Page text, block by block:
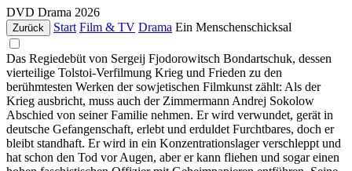
DVD Drama 2026
Zurück Start Film & TV Drama Ein Menschenschicksal
Das Regiedebüt von Sergeij Fjodorowitsch Bondartschuk, dessen
vierteilige Tolstoi-Verfilmung Krieg und Frieden zu den
berühmtesten Werken der sowjetischen Filmkunst zählt: Als der
Krieg ausbricht, muss auch der Zimmermann Andrej Sokolow
Abschied von seiner Familie nehmen. Er wird verwundet, gerät in
deutsche Gefangenschaft, erlebt und erduldet Furchtbares, doch er
bleibt standhaft. Er wird in ein Konzentrationslager verschleppt und
hat schon den Tod vor Augen, aber er kann fliehen und sogar einen